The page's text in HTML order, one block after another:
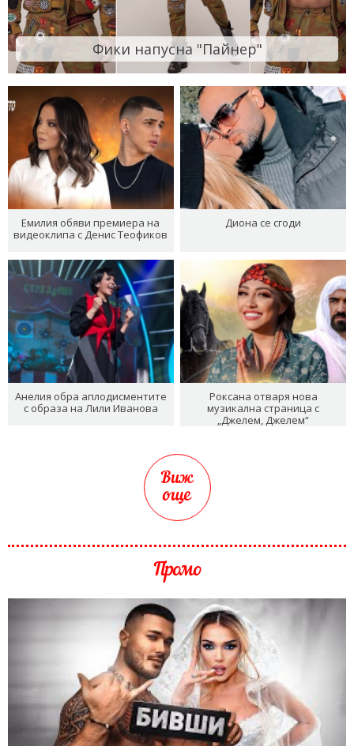
Фики напусна "Пайнер"
Емилия обяви премиера на
видеоклипа с Денис Теофиков
Диона се сгоди
Анелия обра аплодисментите
с образа на Лили Иванова
Роксана отваря нова
музикална страница с
„Джелем, Джелем“
Виж
още
Промо